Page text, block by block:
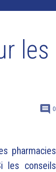
les
0
pharmacies
les conseils